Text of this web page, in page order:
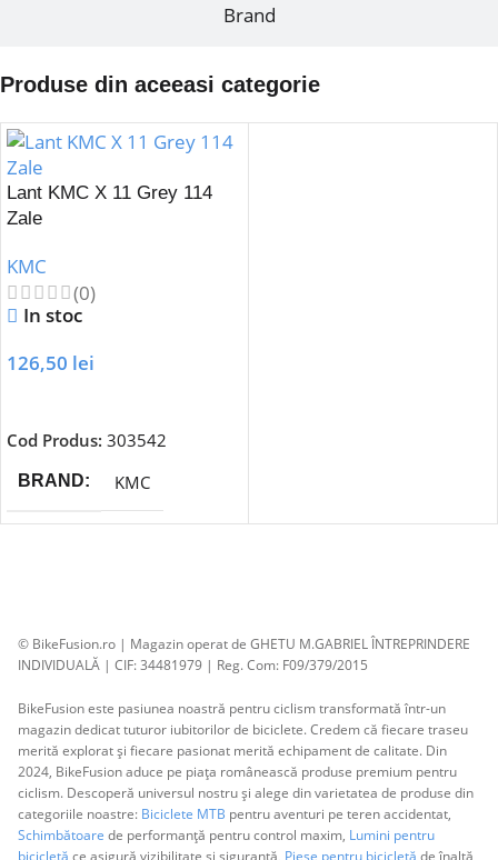
Brand
Produse din aceeasi categorie
Lant KMC X 11 Grey 114
Zale
KMC
(0)
In stoc
126,50 lei
Cod Produs: 303542
BRAND KMC
© BikeFusion.ro | Magazin operat de GHETU M.GABRIEL ÎNTREPRINDERE
INDIVIDUALĂ | CIF: 34481979 | Reg. Com: F09/379/2015
BikeFusion este pasiunea noastră pentru ciclism transformată într-un
magazin dedicat tuturor iubitorilor de biciclete. Credem că fiecare traseu
merită explorat și fiecare pasionat merită echipament de calitate. Din
2024, BikeFusion aduce pe piața românească produse premium pentru
ciclism. Descoperă universul nostru și alege din varietatea de produse din
categoriile noastre: Biciclete MTB pentru aventuri pe teren accidentat,
Schimbătoare de performanță pentru control maxim, Lumini pentru